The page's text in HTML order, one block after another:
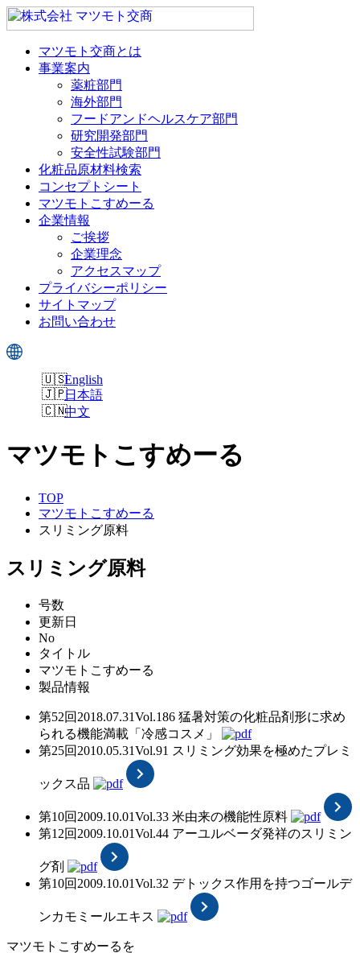
マツモト交商とは
事業案内
薬粧部門
海外部門
フードアンドヘルスケア部門
研究開発部門
安全性試験部門
化粧品原材料検索
コンセプトシート
マツモトこすめーる
企業情報
ご挨拶
企業理念
アクセスマップ
プライバシーポリシー
サイトマップ
お問い合わせ
English
日本語
中文
マツモトこすめーる
TOP
マツモトこすめーる
スリミング原料
スリミング原料
号数
更新日
No
タイトル
マツモトこすめーる
製品情報
第52回 2018.07.31Vol.186 猛暑対策の化粧品剤形に求め
られる機能満載「冷感コスメ」
第25回 2010.05.31Vol.91 スリミング効果を極めたプレミ
ックス品
第10回 2009.10.01Vol.33 米由来の機能性原料
第12回 2009.10.01Vol.44 アーユルベーダ発祥のスリミン
グ剤
第10回 2009.10.01Vol.32 デトックス作用を持つゴールデ
ンカモミールエキス
マツモトこすめーるを